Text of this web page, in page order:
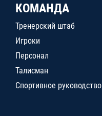
КОМАНДА
Тренерский штаб
Игроки
Персонал
Талисман
Спортивное руководство